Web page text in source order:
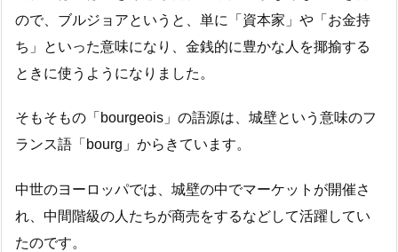
ので、ブルジョアというと、単に「資本家」や「お金持
ち」といった意味になり、金銭的に豊かな人を揶揄する
ときに使うようになりました。
そもそもの「bourgeois」の語源は、城壁という意味のフ
ランス語「bourg」からきています。
中世のヨーロッパでは、城壁の中でマーケットが開催さ
れ、中間階級の人たちが商売をするなどして活躍してい
たのです。